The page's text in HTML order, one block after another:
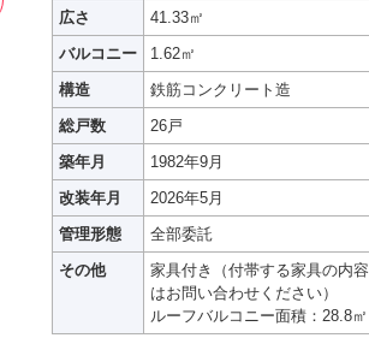
広さ
41.33㎡
バルコニー
1.62㎡
構造
鉄筋コンクリート造
総戸数
26戸
築年月
1982年9月
改装年月
2026年5月
管理形態
全部委託
その他
家具付き（付帯する家具の内容
はお問い合わせください）
ルーフバルコニー面積：28.8㎡